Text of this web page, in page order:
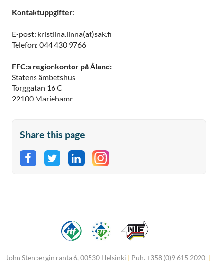
Kontaktuppgifter:
E-post: kristiina.linna(at)sak.fi
Telefon: 044 430 9766
FFC:s regionkontor på Åland:
Statens ämbetshus
Torggatan 16 C
22100 Mariehamn
Share this page
Share on Facebook
Share on Twitter
Share on LinkedIn
John Stenbergin ranta 6, 00530 Helsinki | Puh. +358 (0)9 615 2020 |